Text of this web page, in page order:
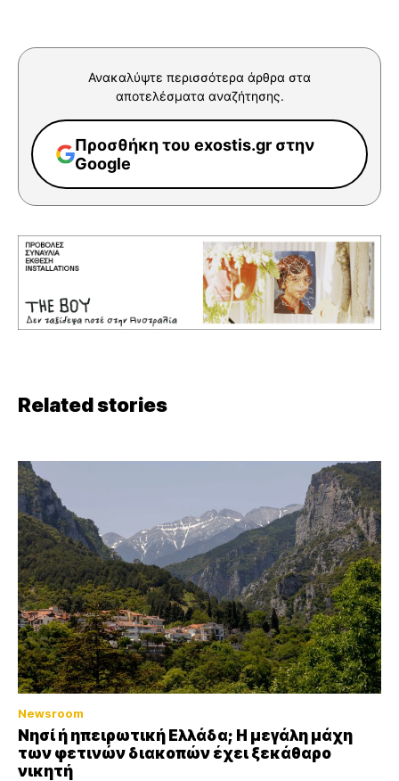
Ανακαλύψτε περισσότερα άρθρα στα
αποτελέσματα αναζήτησης.
Προσθήκη του exostis.gr στην
Google
Related stories
Newsroom
Νησί ή ηπειρωτική Ελλάδα; Η μεγάλη μάχη
των φετινών διακοπών έχει ξεκάθαρο
νικητή